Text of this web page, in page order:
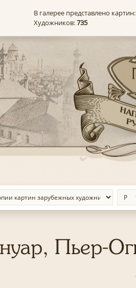
В галерее представлено картин:
Художников:735
Пьер-